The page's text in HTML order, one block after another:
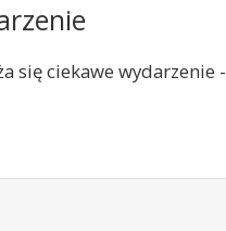
się ciekawe wydarzenie